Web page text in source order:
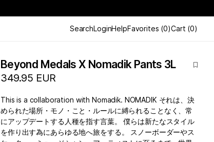
SearchLoginHelpFavorites (0)Cart (0)
Beyond Medals X Nomadik Pants 3L
349.95 EUR
This is a collaboration with Nomadik. NOMADIK それは、決
められた場所・モノ・こと・ルールに縛られることなく、常
にアップデートする人種を指す言葉。 僕らは新たなスタイル
を作り出す為にあらゆる地へ旅をする。 スノーボーダーやス